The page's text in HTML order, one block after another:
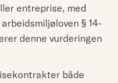
entreprise, med
§ 14-
denne vurderingen
både